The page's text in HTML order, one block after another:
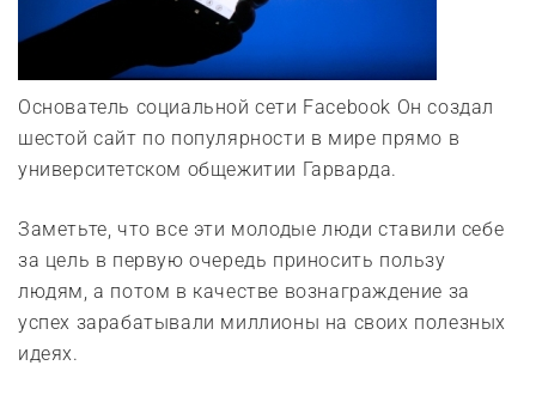
Основатель социальной сети Facebook Он создал
шестой сайт по популярности в мире прямо в
университетском общежитии Гарварда.
Заметьте, что все эти молодые люди ставили себе
за цель в первую очередь приносить пользу
людям, а потом в качестве вознаграждение за
успех зарабатывали миллионы на своих полезных
идеях.